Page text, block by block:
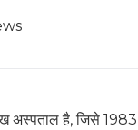
है, जिसे 1983